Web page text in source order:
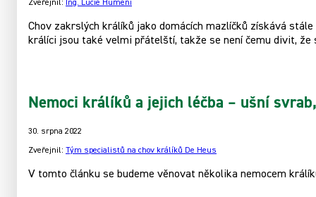
Zveřejnil: Ing. Lucie Humeni
Chov zakrslých králíků jako domácích mazlíčků získává
králíci jsou také velmi přátelští, takže se není čemu divit,
Nemoci králíků a jejich léčba – ušní
30. srpna 2022
Zveřejnil: Tým specialistů na chov králíků De Heus
V tomto článku se budeme věnovat několika nemocem